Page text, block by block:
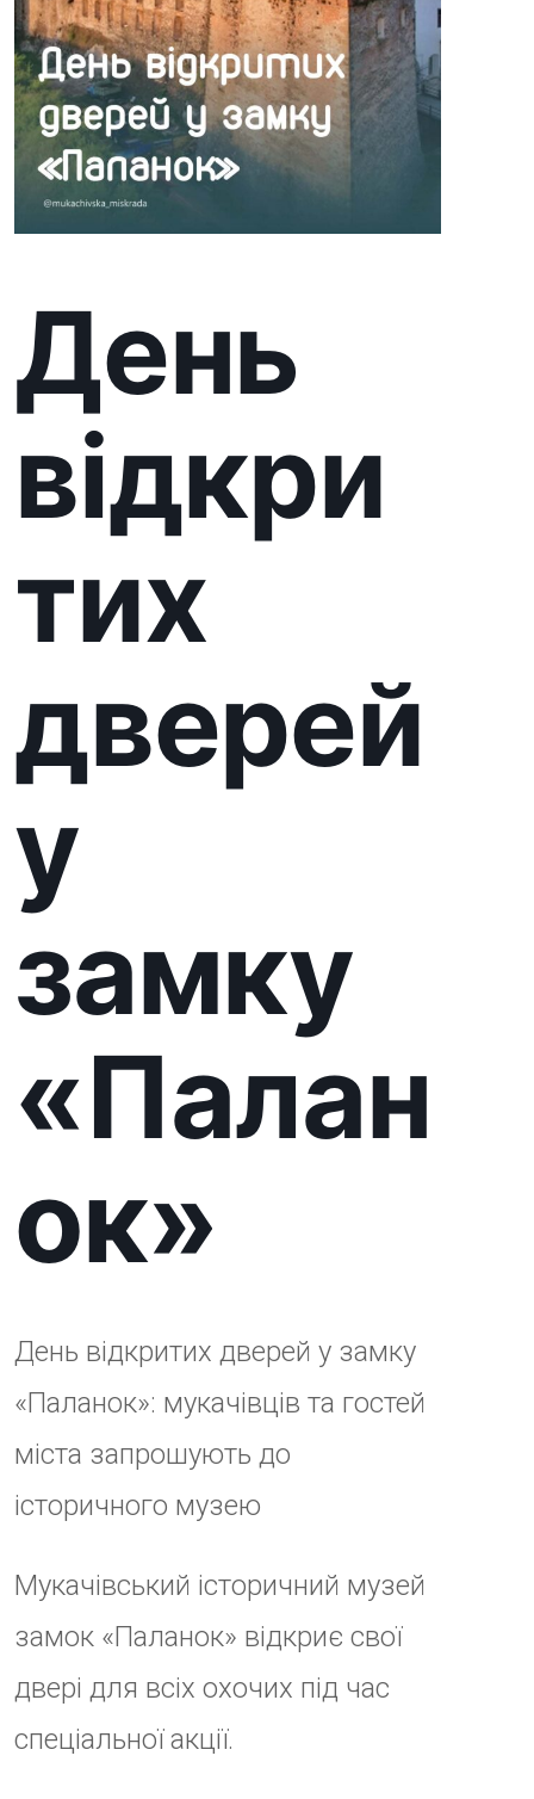
День
відкри
тих
дверей
у
замку
«Палан
ок»
День відкритих дверей у замку
міста запрошують до
історичного музею
Мукачівський історичний музей
замок «Паланок» відкриє свої
спеціальної акції.
День відкритих дверей. У цей
час вхід для відвідувачів буде
безкоштовним.
Захід проходить у межах
Державного агентства розвитку
туризму, яка спрямована на
популяризацію культурної
спадщини та залучення